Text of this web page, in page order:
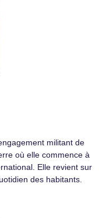
militant de
où elle commence à
Elle revient sur
des habitants.